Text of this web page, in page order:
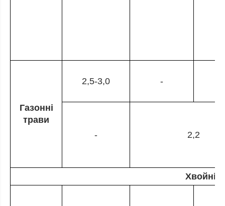
Газонні
трави
2,5-3,0 -
- 2,2
Хвойні